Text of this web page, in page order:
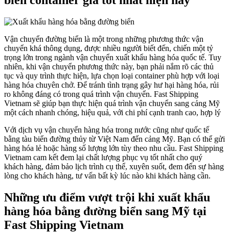
Vận chuyển đường biển là một trong những phương thức vận
chuyển khá thông dụng, được nhiều người biết đến, chiến một tỷ
trọng lớn trong ngành vận chuyển xuất khẩu hàng hóa quốc tế. Tuy
nhiên, khi vận chuyển phương thức này, bạn phải nắm rõ các thủ
tục và quy trình thực hiện, lựa chọn loại container phù hợp với loại
hàng hóa chuyên chở. Để tránh tình trạng gây hư hại hàng hóa, rủi
ro không đáng có trong quá trình vận chuyển. Fast Shipping
Vietnam sẽ giúp bạn thực hiện quá trình vận chuyển sang cảng Mỹ
một cách nhanh chóng, hiệu quả, với chi phí cạnh tranh cao, hợp lý
Với dịch vụ vận chuyển hàng hóa trong nước cũng như quốc tế
bằng tàu biển đường thủy từ Việt Nam đến cảng Mỹ. Bạn có thể gửi
hàng hóa lẻ hoặc hàng số lượng lớn tùy theo nhu cầu. Fast Shipping
Vietnam cam kết đem lại chất lượng phục vụ tốt nhất cho quý
khách hàng, đảm bảo lịch trình cụ thể, xuyên suốt, đem đến sự hàng
lòng cho khách hàng, tư vấn bất kỳ lúc nào khi khách hàng cần.
Những ưu điểm vượt trội khi xuất khẩu
hàng hóa bằng đường biển sang Mỹ tại
Fast Shipping Vietnam